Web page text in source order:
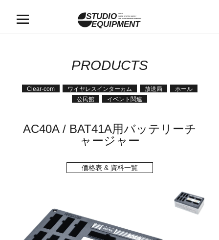
STUDIO
TOTAL
SOUND SYSTEM SUPPLY
AND MAINTAINANCE WORKSHOP
EQUIPMENT
PRODUCTS
Clear-com ワイヤレスインターカム 放送局
ホール
公民館
イベント関連
AC40A / BAT41A用バッテリーチ
ャージャー
価格表 & 資料一覧